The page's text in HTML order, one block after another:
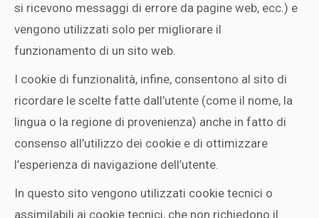
si ricevono messaggi di errore da pagine web, ecc.) e
vengono utilizzati solo per migliorare il
funzionamento di un sito web.
I cookie di funzionalità, infine, consentono al sito di
ricordare le scelte fatte dall’utente (come il nome, la
lingua o la regione di provenienza) anche in fatto di
consenso all’utilizzo dei cookie e di ottimizzare
l’esperienza di navigazione dell’utente.
In questo sito vengono utilizzati cookie tecnici o
assimilabili ai cookie tecnici, che non richiedono il